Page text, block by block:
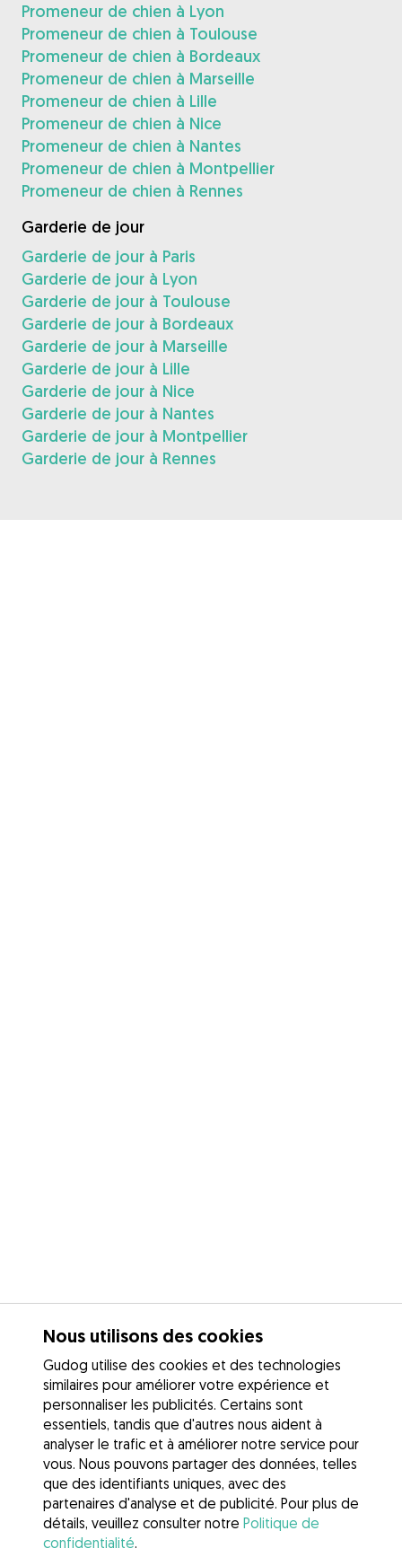
Nous utilisons des cookies
Gudog utilise des cookies et des technologies
similaires pour améliorer votre expérience et
personnaliser les publicités. Certains sont
essentiels, tandis que d'autres nous aident à
analyser le trafic et à améliorer notre service pour
vous. Nous pouvons partager des données, telles
que des identifiants uniques, avec des
partenaires d'analyse et de publicité. Pour plus de
détails, veuillez consulter notre Politique de
confidentialité.
Promeneur de chien à Lyon
Promeneur de chien à Toulouse
Promeneur de chien à Bordeaux
Promeneur de chien à Marseille
Promeneur de chien à Lille
Promeneur de chien à Nice
Promeneur de chien à Nantes
Promeneur de chien à Montpellier
Promeneur de chien à Rennes
Garderie de jour
Garderie de jour à Paris
Garderie de jour à Lyon
Garderie de jour à Toulouse
Garderie de jour à Bordeaux
Garderie de jour à Marseille
Garderie de jour à Lille
Garderie de jour à Nice
Garderie de jour à Nantes
Garderie de jour à Montpellier
Garderie de jour à Rennes